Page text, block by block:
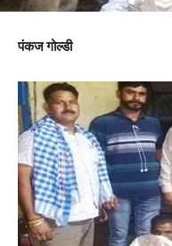
पंकज गोल्डी